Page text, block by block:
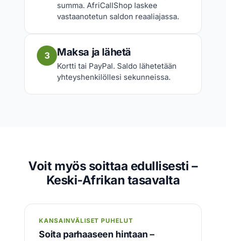
summa. AfriCallShop laskee
vastaanotetun saldon reaaliajassa.
3 Maksa ja lähetä
Kortti tai PayPal. Saldo lähetetään
yhteyshenkilöllesi sekunneissa.
Voit myös soittaa edullisesti –
Keski-Afrikan tasavalta
KANSAINVÄLISET PUHELUT
Soita parhaaseen hintaan –